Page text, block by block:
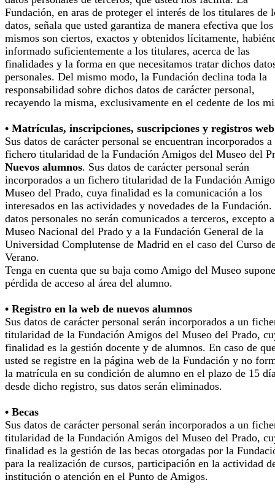
Fundación, en aras de proteger el interés de los titulares de
datos, señala que usted garantiza de manera efectiva que los
mismos son ciertos, exactos y obtenidos lícitamente,
informado suficientemente a los titulares, acerca de las
finalidades y la forma en que necesitamos tratar dichos
personales. Del mismo modo, la Fundación declina toda la
responsabilidad sobre dichos datos de carácter personal,
recayendo la misma, exclusivamente en el cedente de los
• Matrículas, inscripciones, suscripciones y registros web
Sus datos de carácter personal se encuentran incorporados a
fichero titularidad de la Fundación Amigos del Museo del
Nuevos alumnos. Sus datos de carácter personal serán
incorporados a un fichero titularidad de la Fundación
Museo del Prado, cuya finalidad es la comunicación a los
interesados en las actividades y novedades de la Fundación.
datos personales no serán comunicados a terceros, excepto
Museo Nacional del Prado y a la Fundación General de la
Universidad Complutense de Madrid en el caso del Curso
Verano.
Tenga en cuenta que su baja como Amigo del Museo
pérdida de acceso al área del alumno.
• Registro en la web de nuevos alumnos
Sus datos de carácter personal serán incorporados a un
titularidad de la Fundación Amigos del Museo del Prado,
finalidad es la gestión docente y de alumnos. En caso de
usted se registre en la página web de la Fundación y no
la matrícula en su condición de alumno en el plazo de 15
desde dicho registro, sus datos serán eliminados.
• Becas
Sus datos de carácter personal serán incorporados a un
titularidad de la Fundación Amigos del Museo del Prado,
finalidad es la gestión de las becas otorgadas por la
para la realización de cursos, participación en la actividad
institución o atención en el Punto de Amigos.